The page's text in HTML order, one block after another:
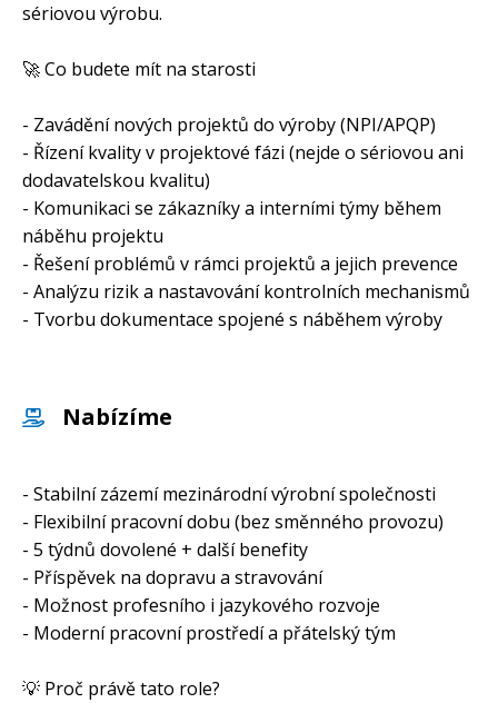
sériovou výrobu.
🚀 Co budete mít na starosti
- Zavádění nových projektů do výroby (NPI/APQP)
- Řízení kvality v projektové fázi (nejde o sériovou ani
dodavatelskou kvalitu)
- Komunikaci se zákazníky a interními týmy během
náběhu projektu
- Řešení problémů v rámci projektů a jejich prevence
- Analýzu rizik a nastavování kontrolních mechanismů
- Tvorbu dokumentace spojené s náběhem výroby
Nabízíme
- Stabilní zázemí mezinárodní výrobní společnosti
- Flexibilní pracovní dobu (bez směnného provozu)
- 5 týdnů dovolené + další benefity
- Příspěvek na dopravu a stravování
- Možnost profesního i jazykového rozvoje
- Moderní pracovní prostředí a přátelský tým
💡 Proč právě tato role?